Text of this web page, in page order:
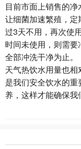
目前市面上销售的
让细菌加速繁殖，定
过3天不用，再次使
时间未使用，则需
全部冲洗干净为
天气热饮水用量也
是我们安全饮水的
养，这样才能确保我